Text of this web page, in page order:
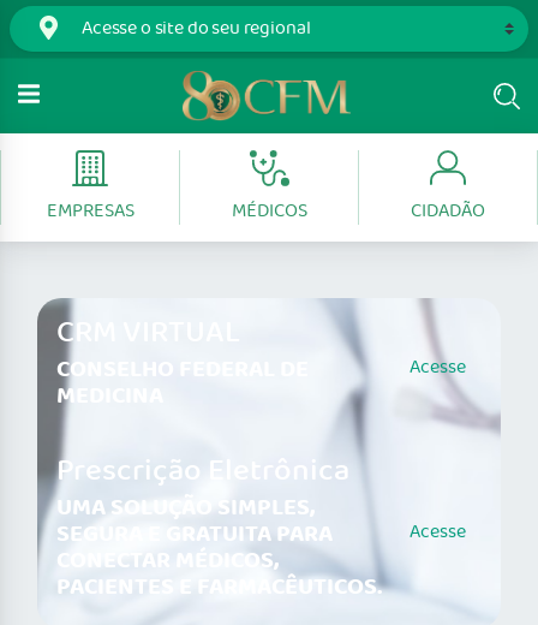
EMPRESAS MÉDICOS CIDADÃO
CRM VIRTUAL
CONSELHO FEDERAL DE
MEDICINA
Acesse
Prescrição Eletrônica
UMA SOLUÇÃO SIMPLES,
SEGURA E GRATUITA PARA
CONECTAR MÉDICOS,
PACIENTES E FARMACÊUTICOS.
Acesse